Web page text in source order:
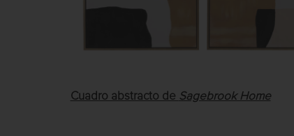
Cuadro abstracto de Sagebrook Home